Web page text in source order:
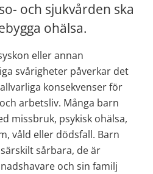
och sjukvården ska
ohälsa.
eller annan
svårigheter påverkar det
konsekvenser för
arbetsliv. Många barn
missbruk, psykisk ohälsa,
våld eller dödsfall. Barn
sårbara, de är
och sin familj